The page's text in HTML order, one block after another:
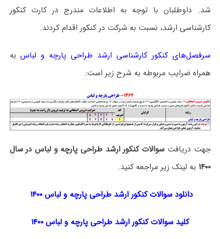
شد. داوطلبان با توجه به اطلاعات مندرج در کارت کنکور
کارشناسی ارشد، نسبت به شرکت در کنکور اقدام کردند.
سرفصل‌های کنکور کارشناسی ارشد طراحی پارچه و لباسبه
همراه ضرایب مربوطه به شرح زیر است:
جهت دریافت سوالات کنکور ارشد طراحی پارچه و لباس در سال
۱۴۰۰ به لینک زیر مراجعه کنید.
دانلود سوالات کنکور ارشد طراحی پارچه و لباس ۱۴۰۰
کلید سوالات کنکور ارشد طراحی پارچه و لباس ۱۴۰۰